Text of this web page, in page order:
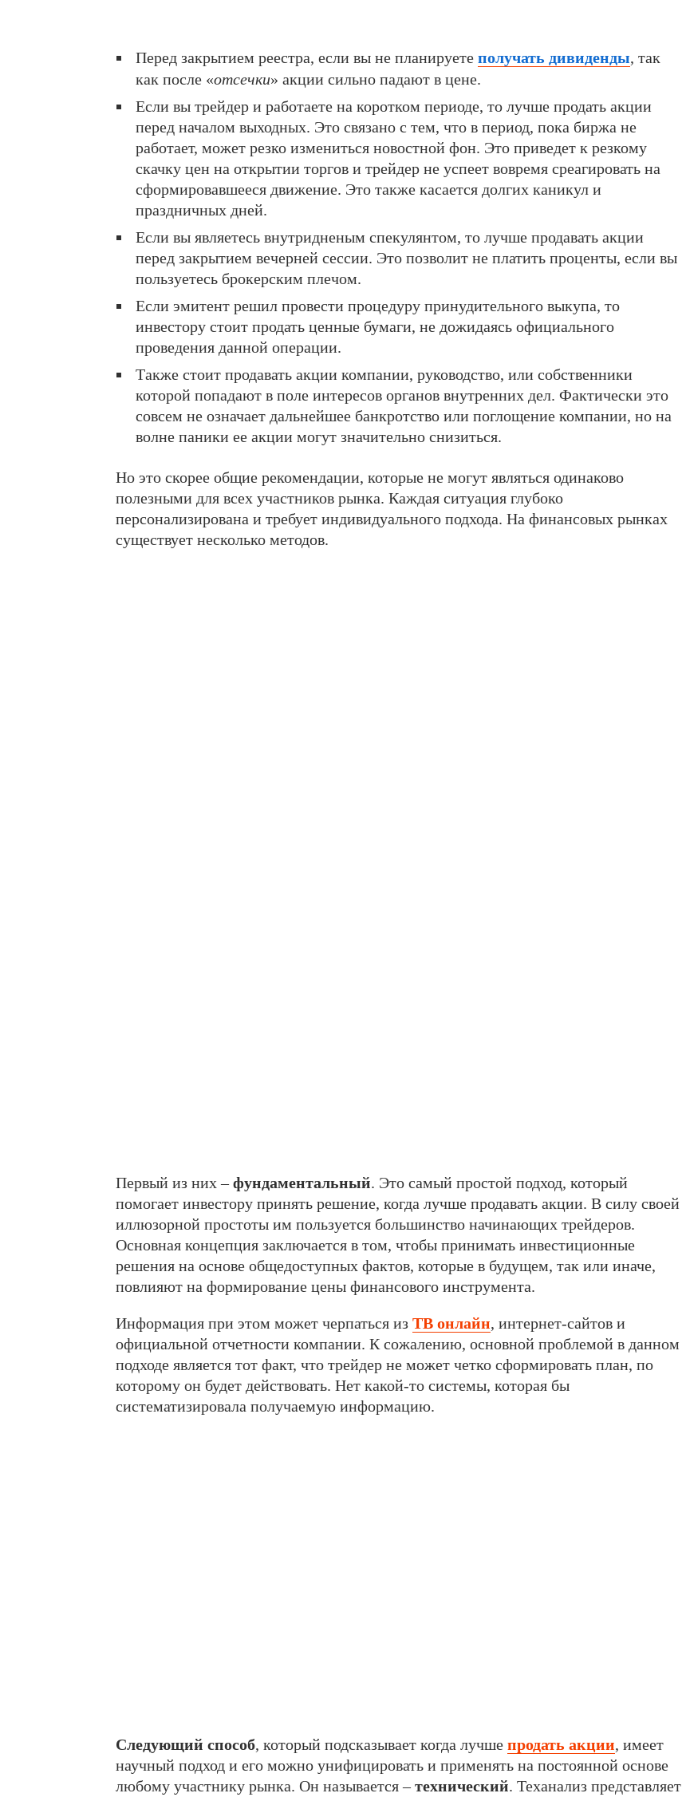
Перед закрытием реестра, если вы не планируете получать дивиденды, так
как после «отсечки» акции сильно падают в цене.
Если вы трейдер и работаете на коротком периоде, то лучше продать акции
перед началом выходных. Это связано с тем, что в период, пока биржа не
работает, может резко измениться новостной фон. Это приведет к резкому
скачку цен на открытии торгов и трейдер не успеет вовремя среагировать на
сформировавшееся движение. Это также касается долгих каникул и
праздничных дней.
Если вы являетесь внутридненым спекулянтом, то лучше продавать акции
перед закрытием вечерней сессии. Это позволит не платить проценты, если вы
пользуетесь брокерским плечом.
Если эмитент решил провести процедуру принудительного выкупа, то
инвестору стоит продать ценные бумаги, не дожидаясь официального
проведения данной операции.
Также стоит продавать акции компании, руководство, или собственники
которой попадают в поле интересов органов внутренних дел. Фактически это
совсем не означает дальнейшее банкротство или поглощение компании, но на
волне паники ее акции могут значительно снизиться.
Но это скорее общие рекомендации, которые не могут являться одинаково
полезными для всех участников рынка. Каждая ситуация глубоко
персонализирована и требует индивидуального подхода. На финансовых рынках
существует несколько методов.
Первый из них –фундаментальный. Это самый простой подход, который
помогает инвестору принять решение, когда лучше продавать акции. В силу своей
иллюзорной простоты им пользуется большинство начинающих трейдеров.
Основная концепция заключается в том, чтобы принимать инвестиционные
решения на основе общедоступных фактов, которые в будущем, так или иначе,
повлияют на формирование цены финансового инструмента.
Информация при этом может черпаться из ТВ онлайн, интернет-сайтов и
официальной отчетности компании. К сожалению, основной проблемой в данном
подходе является тот факт, что трейдер не может четко сформировать план, по
которому он будет действовать. Нет какой-то системы, которая бы
систематизировала получаемую информацию.
Следующий способ, который подсказывает когда лучше продать акции, имеет
научный подход и его можно унифицировать и применять на постоянной основе
любому участнику рынка. Он называется –технический. Теханализ представляет